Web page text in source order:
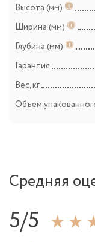
Высота (мм)
Ширина (мм)
Глубина (мм)
Гарантия
Вес, кг
Объем
Средняя
5/5